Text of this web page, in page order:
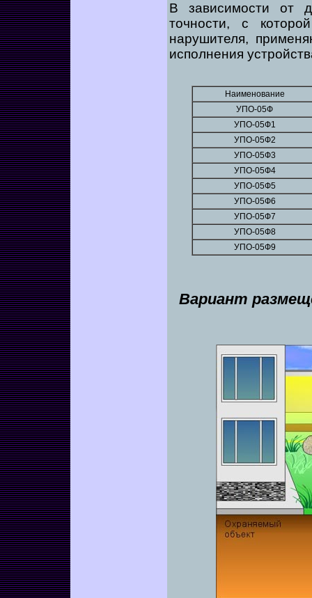
В зависимости от
точности, с
нарушителя,
исполнения
Наименование
УПО-05Ф
УПО-05Ф1
УПО-05Ф2
УПО-05Ф3
УПО-05Ф4
УПО-05Ф5
УПО-05Ф6
УПО-05Ф7
УПО-05Ф8
УПО-05Ф9
Вариант